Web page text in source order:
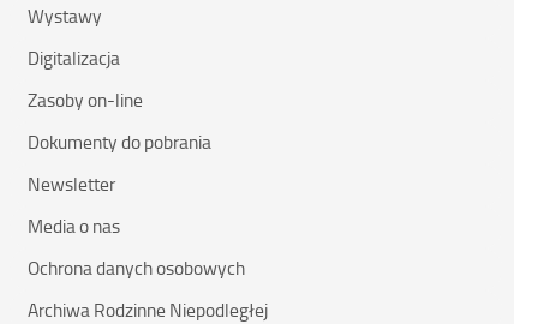
Wystawy
Digitalizacja
Zasoby on-line
Dokumenty do pobrania
Newsletter
Media o nas
Ochrona danych osobowych
Archiwa Rodzinne Niepodległej